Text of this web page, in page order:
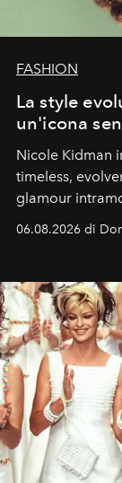
FASHION
La style
un'icona
Nicole Kidman
timeless,
glamour
06.08.2026 di